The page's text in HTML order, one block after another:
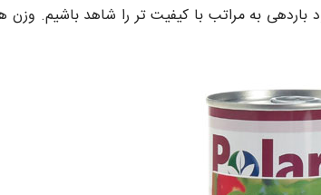
به مراتب با کیفیت تر را شاهد باشیم. وزن